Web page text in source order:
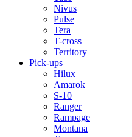
Nivus
Pulse
Tera
T-cross
Territory
Pick-ups
Hilux
Amarok
S-10
Ranger
Rampage
Montana